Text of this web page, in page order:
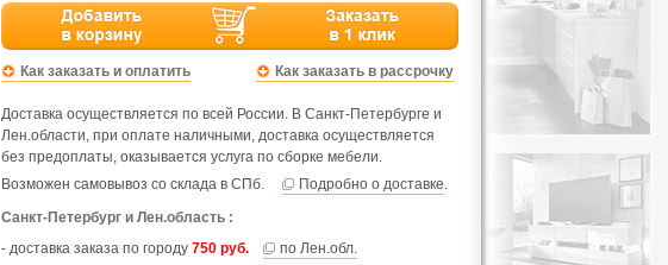
Как заказать и оплатить Как заказать в рассрочку
Доставка осуществляется по всей России. В Санкт-Петербурге и
Лен.области, при оплате наличными, доставка осуществляется
без предоплаты, оказывается услуга по сборке мебели.
Возможен самовывоз со склада в СПб.
Подробно о доставке.
Санкт-Петербург и Лен.область :
- доставка заказа по городу 750 руб.
по Лен.обл.